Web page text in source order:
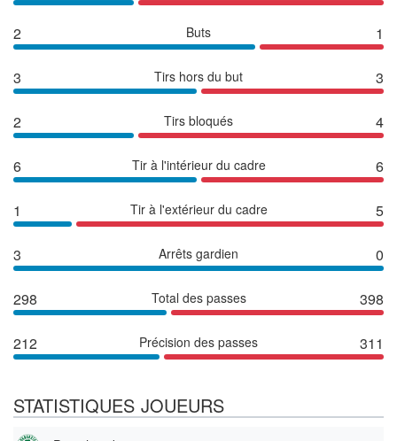
2 Buts 1
3 Tirs hors du but 3
2 Tirs bloqués 4
6 Tir à l'intérieur du cadre 6
1 Tir à l'extérieur du cadre 5
3 Arrêts gardien 0
298 Total des passes 398
212 Précision des passes 311
STATISTIQUES JOUEURS